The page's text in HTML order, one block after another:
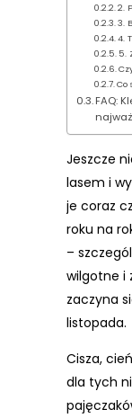
2.
3.
4.
5.
Co
FAQ:
Jeszcze
lasem i
je coraz
roku na
–
wilgotne i
zaczyna
listopada.
Cisza,
dla tych